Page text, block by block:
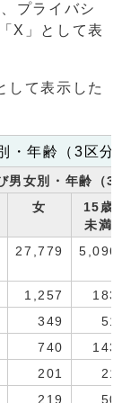
プライバシ
X」として表
して表示した
・年齢（3区分
・年齢（3区
女
15歳
未満
27,779 5,096
1,257
183
349
51
740
143
201
21
219
50